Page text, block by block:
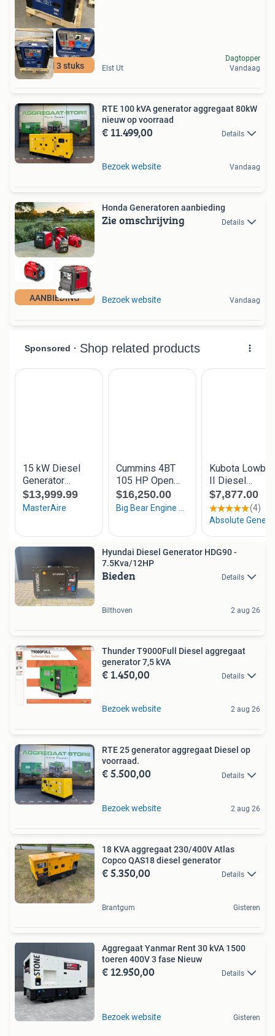
Nieuw l 3 stuks Elst Ut
Dagtopper
Vandaag
RTE 100 kVA generator aggregaat 80kW
nieuw op voorraad
€ 11.499,00 Details
Bezoek website Vandaag
AANBIEDING
Honda Generatoren aanbieding
Zie omschrijving Details
Bezoek website Vandaag
Hyundai Diesel Generator HDG90 -
7.5Kva/12HP
Bieden Details
Bilthoven 2 aug 26
Thunder T9000Full Diesel aggregaat
generator 7,5 kVA
€ 1.450,00 Details
Bezoek website 2 aug 26
RTE 25 generator aggregaat Diesel op
voorraad.
€ 5.500,00 Details
Bezoek website 2 aug 26
18 KVA aggregaat 230/400V Atlas
Copco QAS18 diesel generator
€ 5.350,00 Details
Brantgum Gisteren
Aggregaat Yanmar Rent 30 kVA 1500
toeren 400V 3 fase Nieuw
€ 12.950,00 Details
Bezoek website Gisteren